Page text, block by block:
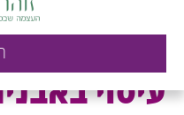
העוצמה
עיסוי